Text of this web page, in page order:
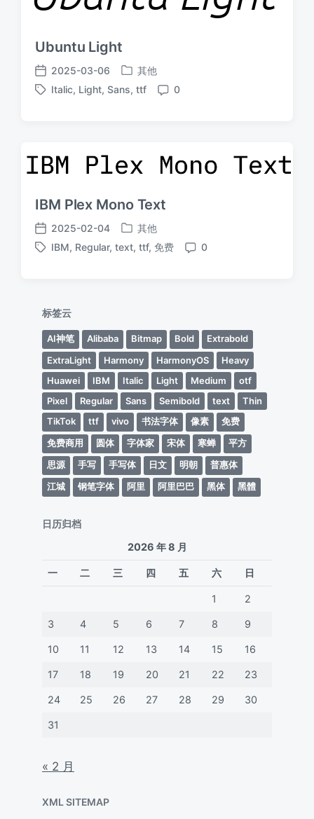
Ubuntu Light
发
布
2025-03-06
发
布
其他
标
Italic, Light, Sans, ttf
评
0
IBM Plex Mono Text
发
布
2025-02-04
发
布
其他
标
IBM, Regular, text, ttf, 免费
评
0
标签云
AI神笔 Alibaba Bitmap Bold
Extrabold
ExtraLight
Harmony HarmonyOS
Heavy
Huawei
IBM Italic Light Medium
otf
Pixel
Regular Sans Semibold text
Thin
TikTok
ttf vivo 书法字体 像素
免费
免费商用
圆体 字体家 宋体 寒蝉
平方
思源
手写 手写体 日文 明朝
普惠体
江城
钢笔字体 阿里 阿里巴巴 黑体 黑體
日历归档
2026 年 8 月
一 二 三 四 五 六 日
1 2
3 4 5 6 7 8 9
10 11 12 13 14 15 16
17 18 19 20 21 22 23
24 25 26 27 28 29 30
31
« 2 月
XML SITEMAP